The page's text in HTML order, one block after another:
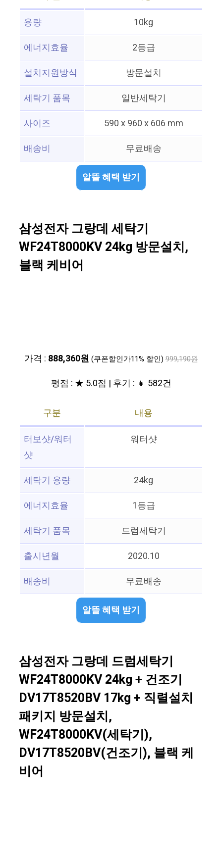
용량
10kg
에너지효율
2등급
설치지원방식
방문설치
세탁기 품목
일반세탁기
사이즈
590 x 960 x 606 mm
배송비
무료배송
알뜰 혜택 받기
삼성전자 그랑데 세탁기
WF24T8000KV 24kg 방문설치,
블랙 케비어
가격 : 888,360원 (쿠폰할인가11% 할인) 999,190원
평점 : ★ 5.0점 | 후기 : 👧 582건
구분
내용
터보샷/워터
샷
워터샷
세탁기 용량
24kg
에너지효율
1등급
세탁기 품목
드럼세탁기
출시년월
2020.10
배송비
무료배송
알뜰 혜택 받기
삼성전자 그랑데 드럼세탁기
WF24T8000KV 24kg + 건조기
DV17T8520BV 17kg + 직렬설치
패키지 방문설치,
WF24T8000KV(세탁기),
DV17T8520BV(건조기), 블랙 케
비어